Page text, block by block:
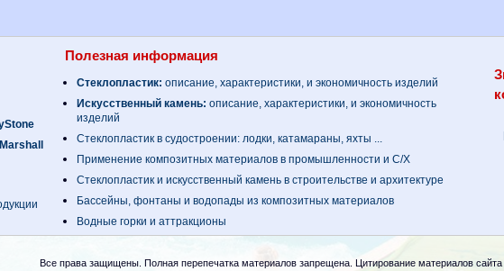
Полезная информация
Стеклопластик: описание, характеристики, и экономичность изделий
Искусственный камень: описание, характеристики, и экономичность
изделий
Стеклопластик в судостроении: лодки, катамараны, яхты ...
Применение композитных материалов в промышленности и С/Х
Стеклопластик и искусственный камень в строительстве и архитектуре
Бассейны, фонтаны и водопады из композитных материалов
Водные горки и аттракционы
Все права защищены. Полная перепечатка материалов запрещена. Цитирование материалов сайта